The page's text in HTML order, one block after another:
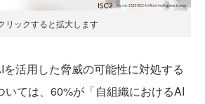
リックすると拡大します
活用した脅威の可能性に対処する
いては、60%が「自組織におけるAI